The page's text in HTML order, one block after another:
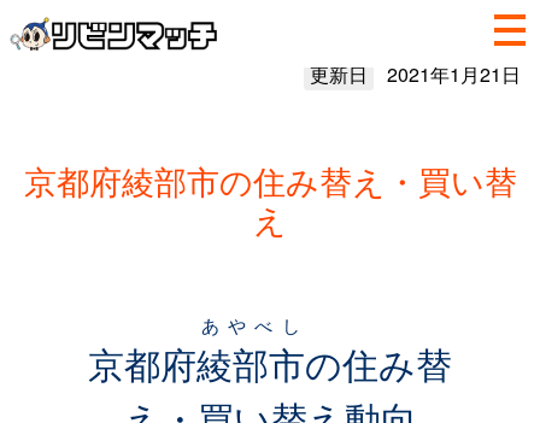
更新日 2021年1月21日
京都府綾部市の住み替え・買い替
え
京都府綾部市
あやべし
の住み替